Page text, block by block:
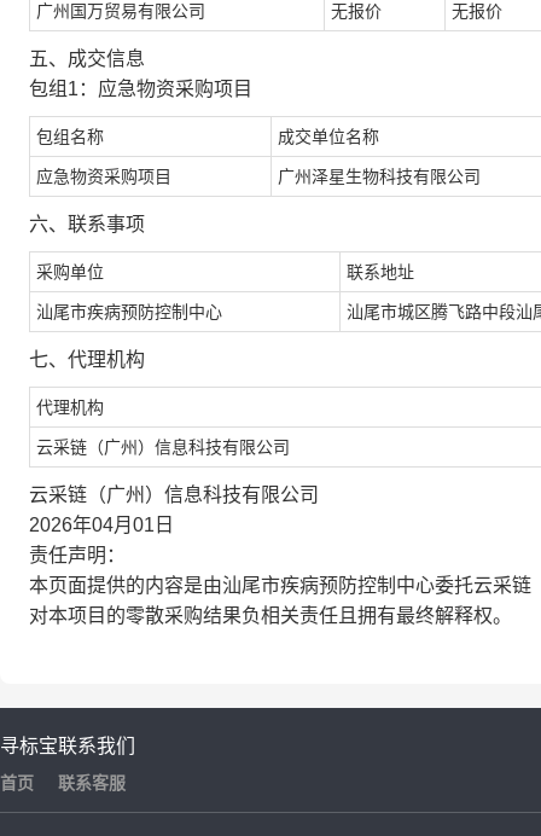
广州国万贸易有限公司 无报价 无报价
五、成交信息
包组1：应急物资采购项目
包组名称 成交单位名称
应急物资采购项目 广州泽星生物科技有限公司
六、联系事项
采购单位 联系地址
汕尾市疾病预防控制中心 汕尾市城区腾飞路中段汕
七、代理机构
代理机构
云采链（广州）信息科技有限公司
云采链（广州）信息科技有限公司
2026年04月01日
责任声明：
本页面提供的内容是由汕尾市疾病预防控制中心委托云采
对本项目的零散采购结果负相关责任且拥有最终解释权。
寻标宝
首页
联系我们
联系客服